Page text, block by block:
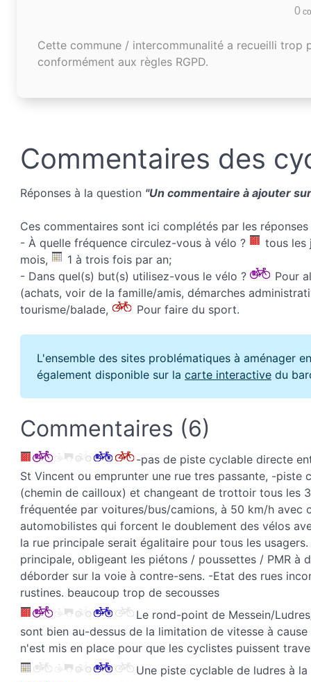
0
Cette commune / intercommunalité a recueilli
conformément aux règles RGPD.
Commentaires des
Réponses à la question "Un commentaire à ajouter
Ces commentaires sont ici complétés par les
- À quelle fréquence circulez-vous à vélo ?
tous les
mois,
1 à trois fois par an;
- Dans quel(s) but(s) utilisez-vous le vélo ?
Pour
(achats, voir de la famille/amis, démarches
tourisme/balade,
Pour faire du sport.
L'ensemble des sites problématiques à aménager
également disponible sur la carte interactive du
Commentaires (6)
-pas de piste cyclable directe
St Vincent ou emprunter une rue tres passante, -
(chemin de cailloux) et changeant de trottoir tous les
fréquentée par voitures/bus/camions, à 50 km/h avec
automobilistes qui forcent le doublement des vélos
la rue principale serait égalitaire pour tous les
principale, obligeant les piétons / poussettes / PMR à
déborder sur la voie à contre-sens. -Etat des rues
rustines. beaucoup trop de secousses
Le rond-point de Messein/
sont bien au-dessus de la limitation de vitesse à
n'est mis en place pour que les cyclistes puissent
Une piste cyclable de ludres à